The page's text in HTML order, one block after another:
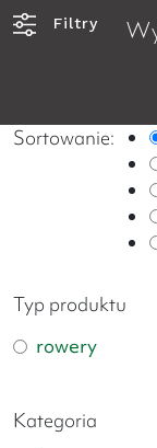
Filtry
Sortowanie:
Typ produktu
rowery
Kategoria